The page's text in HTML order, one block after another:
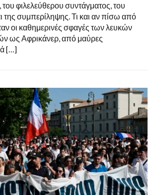
φιλελεύθερου συντάγματος, του
της συμπερίληψης. Τι και αν πίσω από
οι καθημερινές σφαγές των λευκών
ως Αφρικάνερ, από μαύρες
[…]